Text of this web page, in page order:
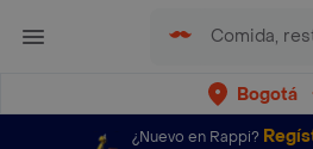
Bogotá
¿Nuevo en Rappi?